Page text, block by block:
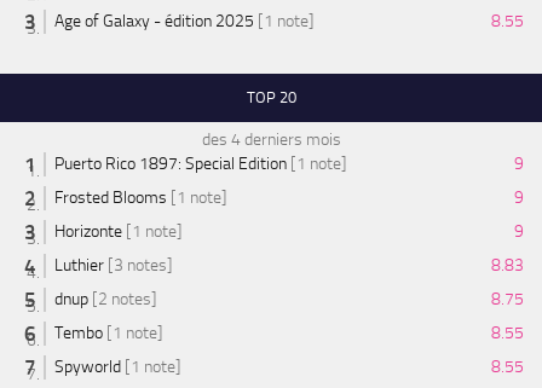
Age of Galaxy - édition 2025 [1 note] 8.55
TOP 20
des 4 derniers mois
Puerto Rico 1897: Special Edition [1 note]
9
Frosted Blooms [1 note]
9
Horizonte [1 note]
9
Luthier [3 notes]
8.83
dnup [2 notes]
8.75
Tembo [1 note]
8.55
Spyworld [1 note]
8.55